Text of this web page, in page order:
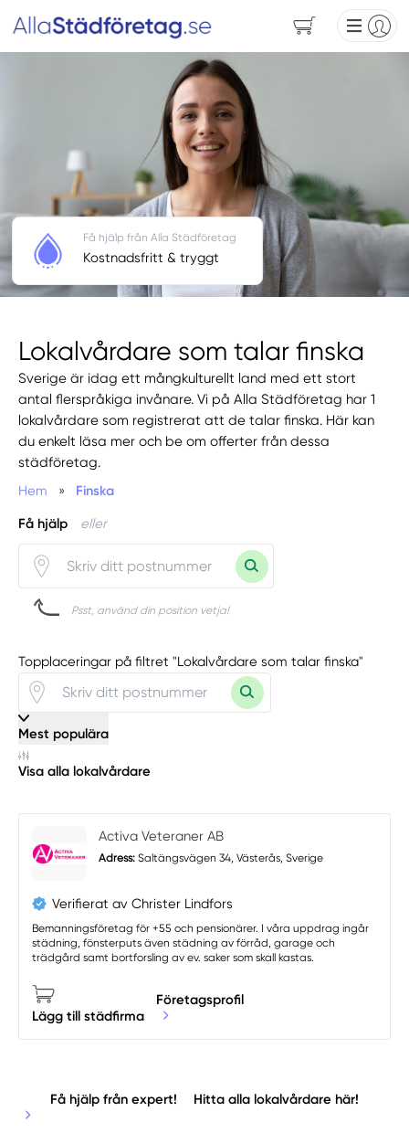
Lokalvårdare som talar finska
Sverige är idag ett mångkulturellt land med ett stort
antal flerspråkiga invånare. Vi på Alla Städföretag har 1
lokalvårdare som registrerat att de talar finska. Här kan
du enkelt läsa mer och be om offerter från dessa
städföretag.
Hem
» Finska
Få hjälp eller
Psst, använd din position vetja!
Få hjälp från Alla Städföretag
Kostnadsfritt & tryggt
Topplaceringar på filtret "Lokalvårdare som talar finska"
Mest populära
Visa alla lokalvårdare
Activa Veteraner AB
Adress: Saltängsvägen 34, Västerås, Sverige
Verifierat av Christer Lindfors
Bemanningsföretag för +55 och pensionärer. I våra uppdrag ingår
städning, fönsterputs även städning av förråd, garage och
trädgård samt bortforsling av ev. saker som skall kastas.
Lägg till städfirma
Företagsprofil
Få hjälp från expert! Hitta alla lokalvårdare här!